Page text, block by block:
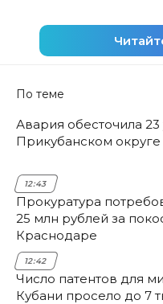
По теме
Авария обесточила
Прикубанском
12:43
Прокуратура
25 млн рублей за
Краснодаре
12:42
Число патентов для
Кубани просело до 7